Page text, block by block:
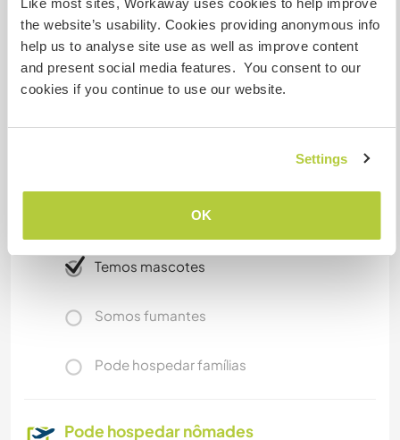
Like most sites, Workaway uses cookies to help improve
the website’s usability. Cookies providing anonymous info
help us to analyse site use as well as improve content
and present social media features. You consent to our
cookies if you continue to use our website.
Settings
OK
Acomodação
Room in the house.
Mais alguns detalhes
Acesso à internet limitado
Temos mascotes
Somos fumantes
Pode hospedar famílias
Pode hospedar nômades